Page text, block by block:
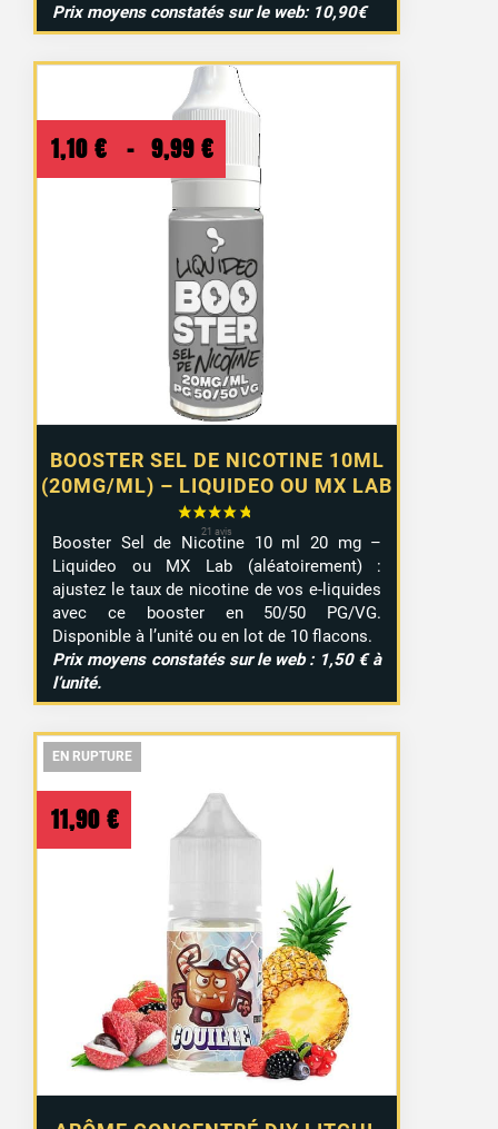
Prix moyens constatés sur le web: 10,90€
BOOSTER SEL DE NICOTINE 10ML
(20MG/ML) – LIQUIDEO OU MX LAB
1,10 € – 9,99 €
Plage
de
prix :
1,10 €
à
9,99 €
Booster Sel de Nicotine 10 ml 20 mg –
Liquideo ou MX Lab (aléatoirement) :
ajustez le taux de nicotine de vos e-liquides
avec ce booster en 50/50 PG/VG.
Disponible à l’unité ou en lot de 10 flacons.
Prix moyens constatés sur le web : 1,50 € à
l’unité.
EN RUPTURE
EN RUPTURE
11,90 €
EN RUPTURE